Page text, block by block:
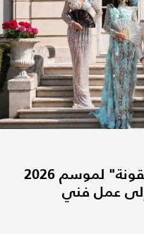
نبيل يونس يطلق مجموعة "أيقونة" لموسم 2026